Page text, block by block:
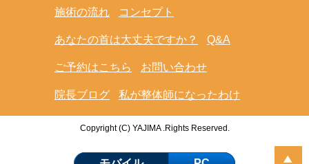
施術の流れ コンセプト
あなたの首は大丈夫ですか？ Q&A
ご予約はこちら お問い合わせ
院長ブログ 私が整体師になったわけ
Copyright (C) YAJIMA .Rights Reserved.